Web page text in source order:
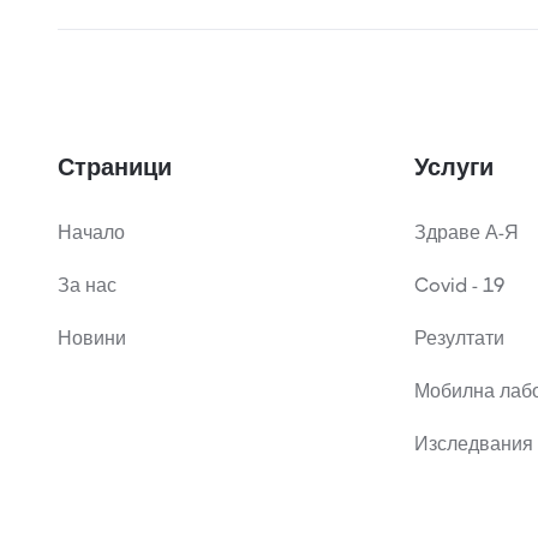
Страници
Начало
За нас
Новини
Услуги
Здраве А-Я
Covid - 19
Резултати
Мобилна
Изследвания